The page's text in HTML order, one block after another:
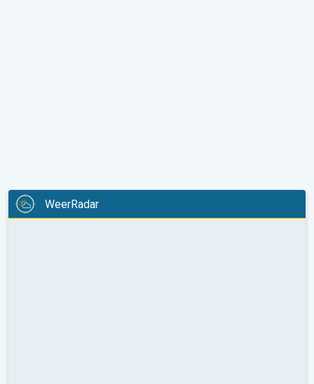
WeerRadar